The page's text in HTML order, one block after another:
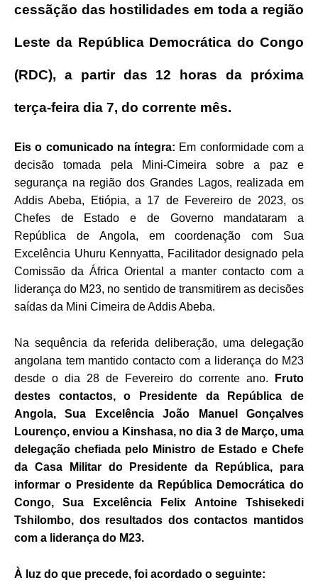
cessãção das hostilidades em toda a região
Leste da República Democrática do Congo
(RDC), a partir das 12 horas da próxima
terça-feira dia 7, do corrente mês.
Eis o comunicado na íntegra: Em conformidade com a
decisão tomada pela Mini-Cimeira sobre a paz e
segurança na região dos Grandes Lagos, realizada em
Addis Abeba, Etiópia, a 17 de Fevereiro de 2023, os
Chefes de Estado e de Governo mandataram a
República de Angola, em coordenação com Sua
Excelência Uhuru Kennyatta, Facilitador designado pela
Comissão da África Oriental a manter contacto com a
liderança do M23, no sentido de transmitirem as decisões
saídas da Mini Cimeira de Addis Abeba.
Na sequência da referida deliberação, uma delegação
angolana tem mantido contacto com a liderança do M23
desde o dia 28 de Fevereiro do corrente ano.
Fruto
destes contactos, o Presidente da República de
Angola, Sua Excelência João Manuel Gonçalves
Lourenço, enviou a Kinshasa, no dia 3 de Março, uma
delegação chefiada pelo Ministro de Estado e Chefe
da Casa Militar do Presidente da República, para
informar o Presidente da República Democrática do
Congo, Sua Excelência Felix Antoine Tshisekedi
Tshilombo, dos resultados dos contactos mantidos
com a liderança do M23.
À luz do que precede, foi acordado o seguinte: